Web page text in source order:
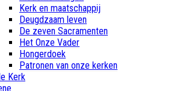
Kerk en maatschappij
Deugdzaam leven
De zeven Sacramenten
Het Onze Vader
Hongerdoek
Patronen van onze kerken
Kerk